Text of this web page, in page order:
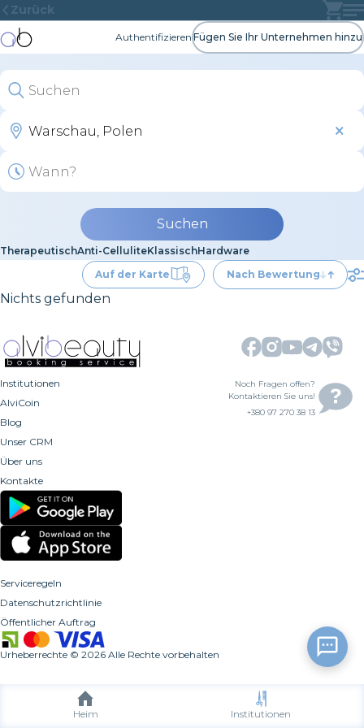
Heim Institutionen
Zurück
Authentifizieren Fügen Sie Ihr Unternehmen hinzu
Suchen
TherapeutischAnti-CelluliteKlassischHardware
Auf der Karte
Nach Bewertung
Nichts gefunden
Institutionen
AlviCoin
Blog
Unser CRM
Über uns
Kontakte
Noch Fragen offen?
Kontaktieren Sie uns!
+380 97 270 38 13
Serviceregeln
Datenschutzrichtlinie
Öffentlicher Auftrag
Urheberrechte © 2026 Alle Rechte vorbehalten